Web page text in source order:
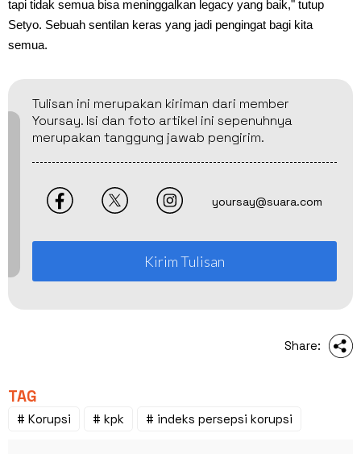
tapi tidak semua bisa meninggalkan legacy yang baik," tutup
Setyo. Sebuah sentilan keras yang jadi pengingat bagi kita
semua.
Tulisan ini merupakan kiriman dari member
Yoursay. Isi dan foto artikel ini sepenuhnya
merupakan tanggung jawab pengirim.
yoursay@suara.com
Kirim Tulisan
Share:
TAG
# Korupsi # kpk # indeks persepsi korupsi